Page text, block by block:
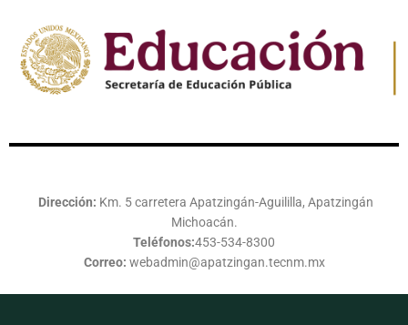
Dirección: Km. 5 carretera Apatzingán-Aguililla, Apatzingán
Michoacán.
Teléfonos:453-534-8300
Correo: webadmin@apatzingan.tecnm.mx